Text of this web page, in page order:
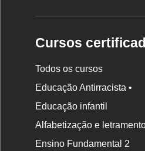
Cursos
Todos os cursos
Educação Antirracista •
Educação infantil
Alfabetização e
Ensino Fundamental 2